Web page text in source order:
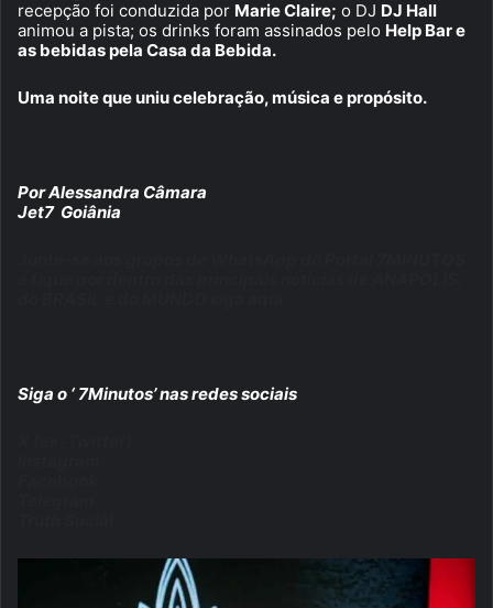
recepção foi conduzida por Marie Claire; o DJ DJ Hall
animou a pista; os drinks foram assinados pelo Help Bar e
as bebidas pela Casa da Bebida.
Uma noite que uniu celebração, música e propósito.
Por Alessandra Câmara
Jet7 Goiânia
Siga o ‘ 7Minutos’ nas redes sociais